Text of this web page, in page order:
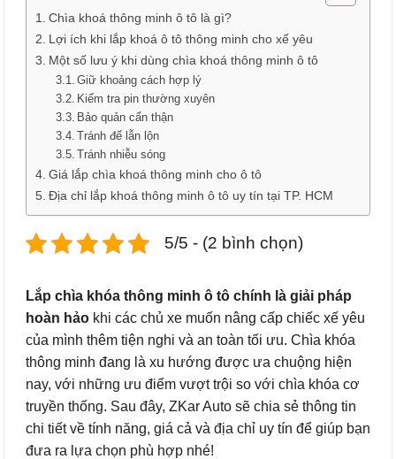
Chìa khoá thông minh ô tô là gì?
Lợi ích khi lắp khoá ô tô thông minh cho xế yêu
Một số lưu ý khi dùng chìa khoá thông minh ô tô
Giữ khoảng cách hợp lý
Kiểm tra pin thường xuyên
Bảo quản cẩn thận
Tránh để lẫn lộn
Tránh nhiễu sóng
Giá lắp chìa khoá thông minh cho ô tô
Địa chỉ lắp khoá thông minh ô tô uy tín tại TP. HCM
5/5 - (2 bình chọn)
Lắp chìa khóa thông minh ô tô chính là giải pháp
hoàn hảo khi các chủ xe muốn nâng cấp chiếc xế yêu
của mình thêm tiện nghi và an toàn tối ưu. Chìa khóa
thông minh đang là xu hướng được ưa chuộng hiện
nay, với những ưu điểm vượt trội so với chìa khóa cơ
truyền thống. Sau đây, ZKar Auto sẽ chia sẻ thông tin
chi tiết về tính năng, giá cả và địa chỉ uy tín để giúp bạn
đưa ra lựa chọn phù hợp nhé!